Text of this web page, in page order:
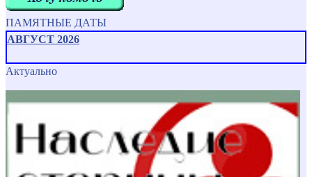
ПАМЯТНЫЕ ДАТЫ
АВГУСТ 2026
Актуально